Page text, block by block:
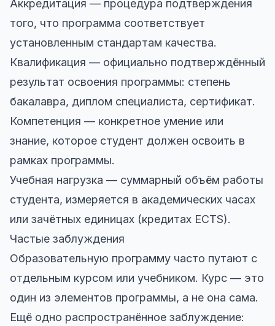
Аккредитация — процедура подтверждения
того, что программа соответствует
установленным стандартам качества.
Квалификация — официально подтверждённый
результат освоения программы: степень
бакалавра, диплом специалиста, сертификат.
Компетенция — конкретное умение или
знание, которое студент должен освоить в
рамках программы.
Учебная нагрузка — суммарный объём работы
студента, измеряется в академических часах
или зачётных единицах (кредитах ECTS).
Частые заблуждения
Образовательную программу часто путают с
отдельным курсом или учебником. Курс — это
один из элементов программы, а не она сама.
Ещё одно распространённое заблуждение: